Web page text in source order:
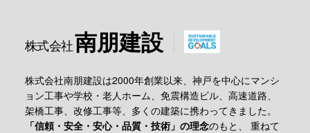
株式会社南朋建設
株式会社南朋建設は2000年創業以来、神戸を中心にマンシ
ョン工事や学校・老人ホーム、免震構造ビル、高速道路、
架橋工事、改修工事等、多くの建築に携わってきました。
「信頼・安全・安心・品質・技術」の理念のもと、
重ねて